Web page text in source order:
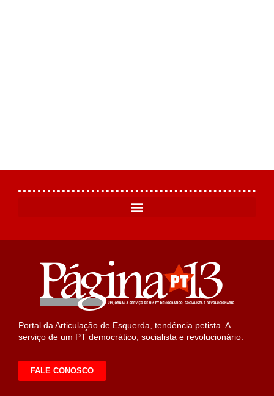
Portal da Articulação de Esquerda, tendência petista. A
serviço de um PT democrático, socialista e revolucionário.
FALE CONOSCO